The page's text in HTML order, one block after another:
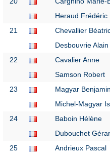
Heraud Frédéric
21
Chevallier
Desbouvrie Alain
22
Cavalier Anne
Samson Robert
23
Magyar Benjamin
Michel-Magyar
24
Baboin Hélène
Dubouchet
25
Andrieux Pascal